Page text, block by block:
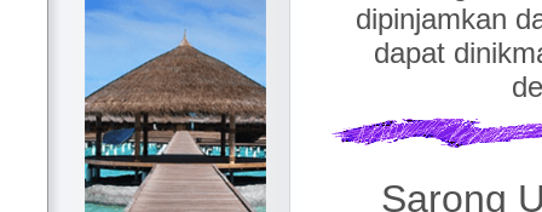
dipinjamkan
dapat
Sarong